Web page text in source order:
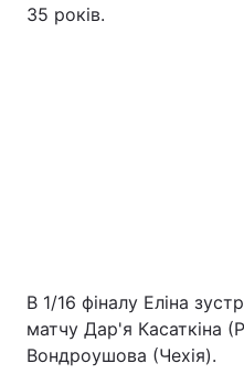
35 років.
В 1/16 фіналу Еліна
матчу Дар'я Касаткіна
Вондроушова (Чехія).